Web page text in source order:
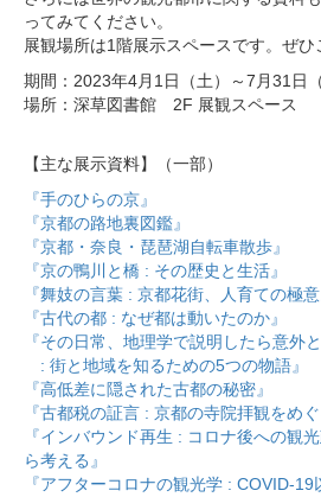
ってみてください。
展観場所は1階展示スペースです。ぜひ
期間：2023年4月1日（土）～7月31日（
場所：深草図書館 2F 展観スペース
【主な展示資料】（一部）
『手のひらの京』
『京都の路地裏図鑑』
『京都・奈良・琵琶湖自転車散歩』
『京の鴨川と橋 : その歴史と生活』
『舞妓の言葉 : 京都花街、人育ての極意
『古代の都 : なぜ都は動いたのか』
『その日常、地理学で説明したら意外
: 街と地域を知るための5つの物語』
『高低差に隠された古都の秘密』
『古都税の証言 : 京都の寺院拝観をめぐ
『インバウンド再生 : コロナ後への観
ら考える』
『アフターコロナの観光学 : COVID-